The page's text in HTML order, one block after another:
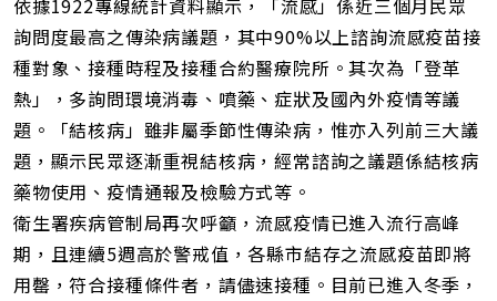
依據1922專線統計資料顯示，「流感」係近三個月民眾
詢問度最高之傳染病議題，其中90%以上諮詢流感疫苗接
種對象、接種時程及接種合約醫療院所。其次為「登革
熱」，多詢問環境消毒、噴藥、症狀及國內外疫情等議
題。「結核病」雖非屬季節性傳染病，惟亦入列前三大議
題，顯示民眾逐漸重視結核病，經常諮詢之議題係結核病
藥物使用、疫情通報及檢驗方式等。
衛生署疾病管制局再次呼籲，流感疫情已進入流行高峰
期，且連續5週高於警戒值，各縣市結存之流感疫苗即將
用罄，符合接種條件者，請儘速接種。目前已進入冬季，